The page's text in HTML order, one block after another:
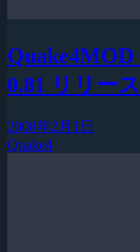
0.81 リリース
2008年2月1日
Quake4